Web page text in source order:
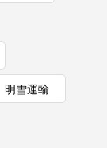
明雪運輸